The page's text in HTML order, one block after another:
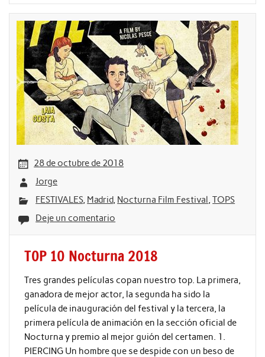
28 de octubre de 2018
Jorge
FESTIVALES, Madrid, Nocturna Film Festival,TOPS
Deje un comentario
TOP 10 Nocturna 2018
Tres grandes películas copan nuestro top. La primera,
ganadora de mejor actor, la segunda ha sido la
película de inauguración del festival y la tercera, la
primera película de animación en la sección oficial de
Nocturna y premio al mejor guión del certamen. 1.
PIERCING Un hombre que se despide con un beso de